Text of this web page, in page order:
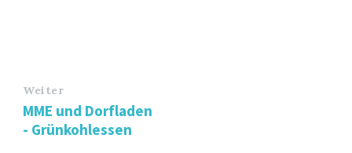
Weiter
MME und Dorfladen
- Grünkohlessen